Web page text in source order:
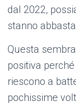
dal 2022,
stanno
Questa
positiva
riescono a
pochissime